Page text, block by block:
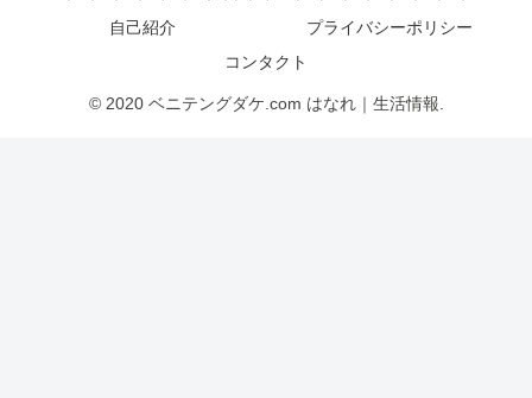
自己紹介
プライバシーポリシー
コンタクト
© 2020 ベニテングダケ.com はなれ｜生活情報.